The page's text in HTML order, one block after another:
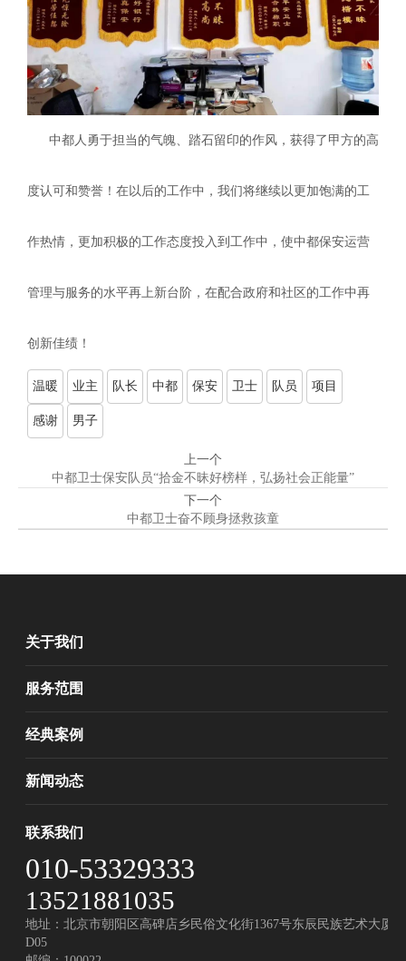
中都人勇于担当的气魄、踏石留印的作风，获得了甲方的高
度认可和赞誉！在以后的工作中，我们将继续以更加饱满的工
作热情，更加积极的工作态度投入到工作中，使中都保安运营
管理与服务的水平再上新台阶，在配合政府和社区的工作中再
创新佳绩！
温暖 业主 队长 中都 保安 卫士 队员 项目
感谢 男子
上一个
中都卫士保安队员“拾金不昧好榜样，弘扬社会正能量”
下一个
中都卫士奋不顾身拯救孩童
关于我们
服务范围
经典案例
新闻动态
联系我们
010-53329333
13521881035
地址：北京市朝阳区高碑店乡民俗文化街1367号东辰民族艺术大厦
D05